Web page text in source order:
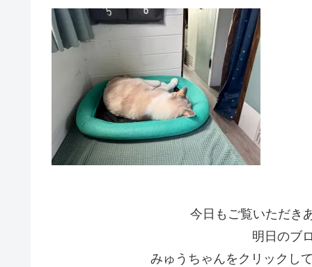
今日もご覧いただき
明日のブ
みゅうちゃんをクリックし